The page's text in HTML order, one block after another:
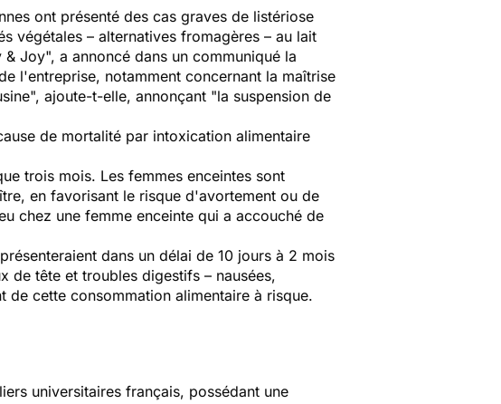
ont présenté des cas graves de listériose
végétales – alternatives fromagères – au lait
& Joy", a annoncé dans un communiqué la
l'entreprise, notamment concernant la maîtrise
", ajoute-t-elle, annonçant "la suspension de
de mortalité par intoxication alimentaire
trois mois. Les femmes enceintes sont
en favorisant le risque d'avortement ou de
chez une femme enceinte qui a accouché de
dans un délai de 10 jours à 2 mois
de tête et troubles digestifs – nausées,
de cette consommation alimentaire à risque.
universitaires français, possédant une